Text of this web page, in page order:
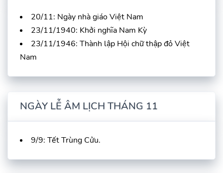
20/11: Ngày nhà giáo Việt Nam
23/11/1940: Khởi nghĩa Nam Kỳ
23/11/1946: Thành lập Hội chữ thập đỏ Việt
Nam
NGÀY LỄ ÂM LỊCH THÁNG 11
9/9: Tết Trùng Cửu.